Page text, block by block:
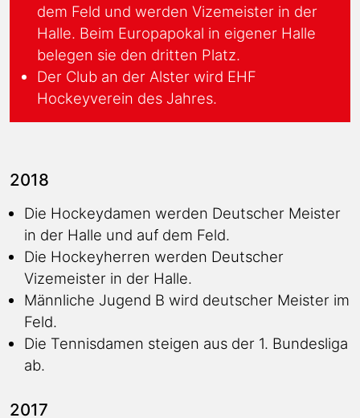
dem Feld und werden Vizemeister in der
Halle. Beim Europapokal in eigener Halle
belegen sie den dritten Platz.
Der Club an der Alster wird EHF
Hockeyverein des Jahres.
2018
Die Hockeydamen werden Deutscher Meister
in der Halle und auf dem Feld.
Die Hockeyherren werden Deutscher
Vizemeister in der Halle.
Männliche Jugend B wird deutscher Meister im
Feld.
Die Tennisdamen steigen aus der 1. Bundesliga
ab.
2017